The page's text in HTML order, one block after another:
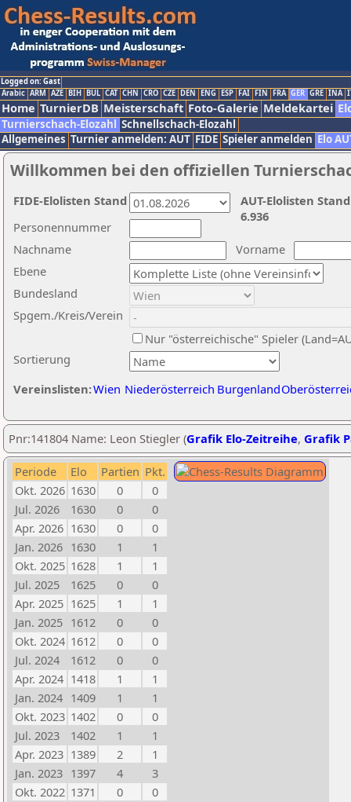
Logged on: Gast
Arabic ARM AZE BIH BUL CAT CHN CRO CZE DEN ENG ESP FAI FIN FRA GER GRE INA
Home TurnierDB Meisterschaft Foto-Galerie Meldekartei
Turnierschach-Elozahl Schnellschach-Elozahl
Allgemeines Turnier anmelden: AUT FIDE Spieler anmelden Elo
Willkommen bei den offiziellen
Nachname
Vorname
Ebene
Sortierung
Personennummer
Bundesland
Spgem./Kreis/Verein
Nur "österreichische" Spieler
Vereinslisten:Wien Niederösterreich Burgenland
AUT-Elolisten
6.936
FIDE-Elolisten Stand
Pnr:141804 Name: Leon Stiegler (Grafik Elo-Zeitreihe, Grafik
Periode Elo Partien Pkt.
Okt. 2026 1630 0
0
Jul. 2026
1630 0
0
Apr. 2026 1630 0
0
Jan. 2026 1630 1
1
Okt. 2025 1628 1
1
Jul. 2025
1625 0
0
Apr. 2025 1625 1
1
Jan. 2025 1612 0
0
Okt. 2024 1612 0
0
Jul. 2024
1612 0
0
Apr. 2024 1418 1
1
Jan. 2024 1409 1
1
Okt. 2023 1402 0
0
Jul. 2023
1402 1
1
Apr. 2023 1389 2
1
Jan. 2023 1397 4
3
Okt. 2022 1371 0
0